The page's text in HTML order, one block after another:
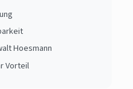
Hoesmann
Vorteil